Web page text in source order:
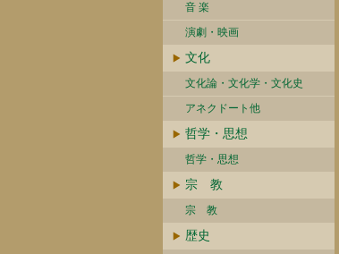
音 楽
演劇・映画
文化
文化論・文化学・文化史
アネクドート他
哲学・思想
哲学・思想
宗 教
宗 教
歴史